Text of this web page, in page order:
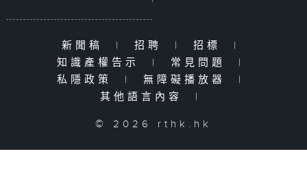
新聞稿 | 招聘 | 招標
|
知識產權告示
| 常見問題
|
私隱政策
| 無障礙播放器
|
其他語言內容
|
© 2026 rthk.hk